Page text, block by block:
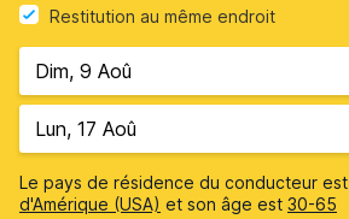
Restitution au même endroit
Le pays de résidence du conducteur est
d'Amérique (USA) et son âge est 30-65